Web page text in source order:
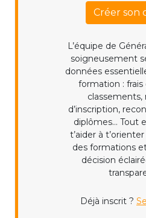
Créer son
L’équipe de
soigneusement
données
formation : frais
classements,
d’inscription,
diplômes... Tout
t’aider à
des formations
décision
Déjà inscrit ?